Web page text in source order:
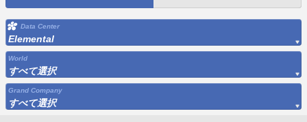
Data Center
Elemental
World
すべて選択
Grand Company
すべて選択